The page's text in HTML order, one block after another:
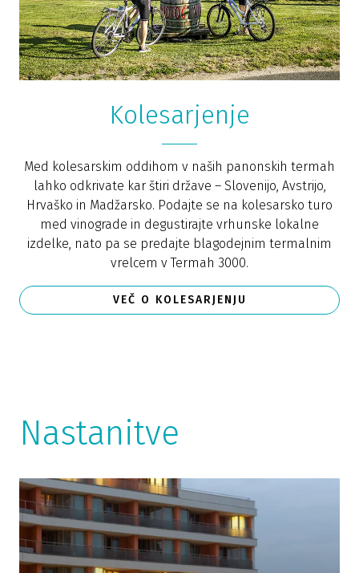
Kolesarjenje
Med kolesarskim oddihom v naših panonskih termah
lahko odkrivate kar štiri države – Slovenijo, Avstrijo,
Hrvaško in Madžarsko. Podajte se na kolesarsko turo
med vinograde in degustirajte vrhunske lokalne
izdelke, nato pa se predajte blagodejnim termalnim
vrelcem v Termah 3000.
VEČ O KOLESARJENJU
Nastanitve